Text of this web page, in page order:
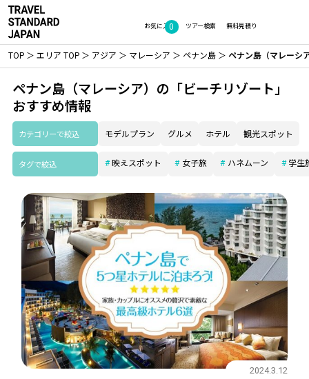
お気に入り
0 無料見積り
ツアー検索
TOP エリア TOP アジア マレーシア ペナン島 ペナン島（マレーシ
ペナン島（マレーシア）の「ビーチリゾート」
おすすめ情報
カテゴリーで絞込 モデルプラン グルメ ホテル 観光スポット
タグで絞込 映えスポット 女子旅 ハネムーン 学生
2024.3.12